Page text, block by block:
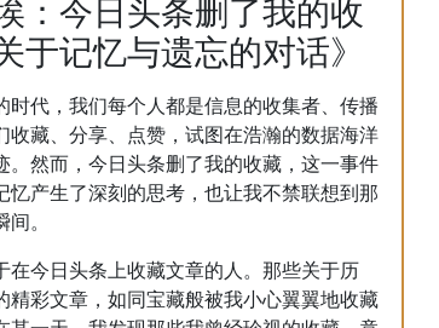
：今日头条删了我的收
于记忆与遗忘的对话》
时代，我们每个人都是信息的收集者、传播
收藏、分享、点赞，试图在浩瀚的数据海洋
。然而，今日头条删了我的收藏，这一事件
忆产生了深刻的思考，也让我不禁联想到那
。
在今日头条上收藏文章的人。那些关于历
精彩文章，如同宝藏般被我小心翼翼地收藏